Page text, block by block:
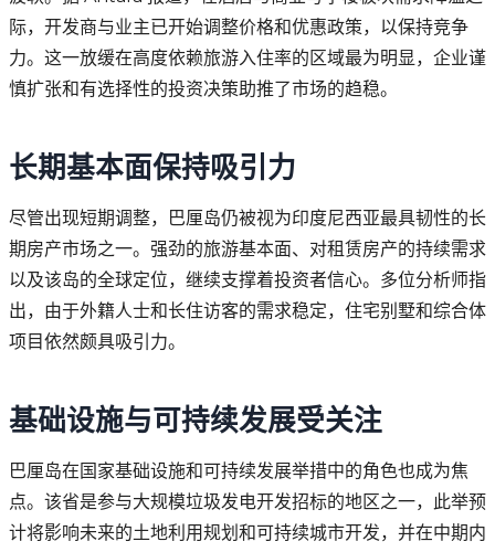
际，开发商与业主已开始调整价格和优惠政策，以保持竞争
力。这一放缓在高度依赖旅游入住率的区域最为明显，企业谨
慎扩张和有选择性的投资决策助推了市场的趋稳。
长期基本面保持吸引力
尽管出现短期调整，巴厘岛仍被视为印度尼西亚最具韧性的长
期房产市场之一。强劲的旅游基本面、对租赁房产的持续需求
以及该岛的全球定位，继续支撑着投资者信心。多位分析师指
出，由于外籍人士和长住访客的需求稳定，住宅别墅和综合体
项目依然颇具吸引力。
基础设施与可持续发展受关注
巴厘岛在国家基础设施和可持续发展举措中的角色也成为焦
点。该省是参与大规模垃圾发电开发招标的地区之一，此举预
计将影响未来的土地利用规划和可持续城市开发，并在中期内